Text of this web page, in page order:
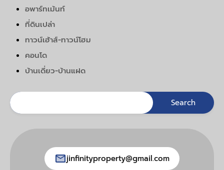
อพาร์ทเม้นท์
ที่ดินเปล่า
ทาวน์เฮ้าส์-ทาวน์โฮม
คอนโด
บ้านเดี่ยว-บ้านแฝด
jinfinityproperty@gmail.com